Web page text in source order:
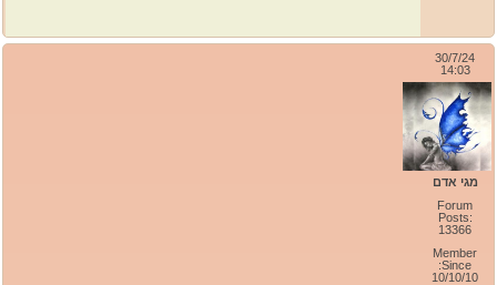
30/7/24
14:03
מגי אדם
Forum
Posts:
13366
Member
Since:
10/10/10